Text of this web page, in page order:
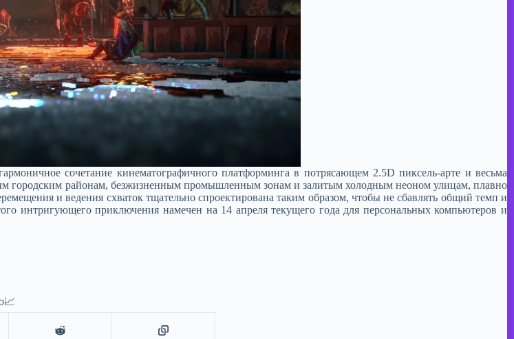
сочетание кинематографичного платформинга в потрясающем 2.5D пиксель-арте и весьма
городским районам, безжизненным промышленным зонам и залитым холодным неоном улицам, плавно
и ведения схваток тщательно спроектирована таким образом, чтобы не сбавлять общий темп и
интригующего приключения намечен на 14 апреля текущего года для персональных компьютеров и